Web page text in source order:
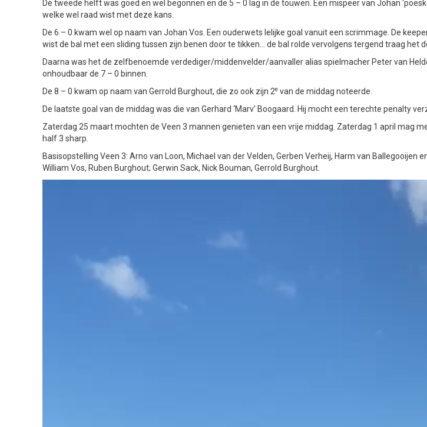
De tweede helft was goed en wel begonnen en de 5 – 0 lag in de touwen. Een mispeer van Johan
welke wel raad wist met deze kans.
De 6 – 0 kwam wel op naam van Johan Vos. Een ouderwets lelijke goal vanuit een scrimmage. De
wist de bal met een sliding tussen zijn benen door te tikken… de bal rolde vervolgens tergend traag het
Daarna was het de zelfbenoemde verdediger/middenvelder/aanvaller alias spielmacher Peter van
onhoudbaar de 7 – 0 binnen.
De 8 – 0 kwam op naam van Gerrold Burghout, die zo ook zijn 2e van de middag noteerde.
De laatste goal van de middag was die van Gerhard ‘Marv’ Boogaard. Hij mocht een terechte penalty
Zaterdag 25 maart mochten de Veen 3 mannen genieten van een vrije middag. Zaterdag 1 april mag
half 3 sharp.
Basisopstelling Veen 3: Arno van Loon, Michael van der Velden, Gerben Verheij, Harm van Ballegooijen
William Vos, Ruben Burghout; Gerwin Sack, Nick Bouman, Gerrold Burghout.